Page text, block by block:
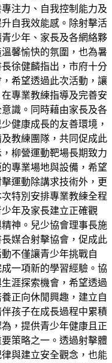
注力、自我控制能力及
自我效能感。除射擊活
少年、家長及各網絡夥
馨愉快的氛圍，也為暑
徐健麟指出，市府十分
希望透過此次活動，讓
專業教練指導及完善安
識。同時藉由家長及各
健康成長的友善環境，
教練團隊，共同促成此
柳營運動靶場長期致力
專業場地與設備，希望
運動除講求技術外，更
特別安排專業教練全程
年及家長建立正確觀
神。兒少協會理事長施
媒合射擊協會，促成此
不僅讓青少年挑戰自
一項新的學習經驗。協
涯探索機會，希望透過
正向休閒興趣，建立自
孩子在成長過程中累積
，提供青少年健康且正
策略之一。透過射擊體
與建立安全觀念，也能